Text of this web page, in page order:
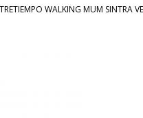
WALKING MUM SINTRA